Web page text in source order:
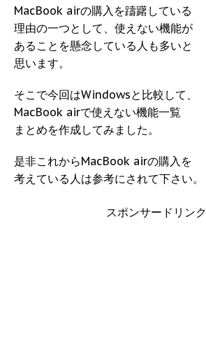
MacBook airの購入を躊躇している
理由の一つとして、使えない機能が
あることを懸念している人も多いと
思います。
そこで今回はWindowsと比較して、
MacBook airで使えない機能一覧
まとめを作成してみました。
是非これからMacBook airの購入を
考えている人は参考にされて下さい。
スポンサードリンク